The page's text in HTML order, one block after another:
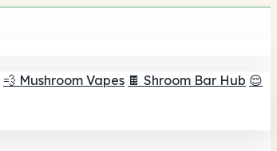
💨 Mushroom Vapes 🍫 Shroom Bar Hub 😌